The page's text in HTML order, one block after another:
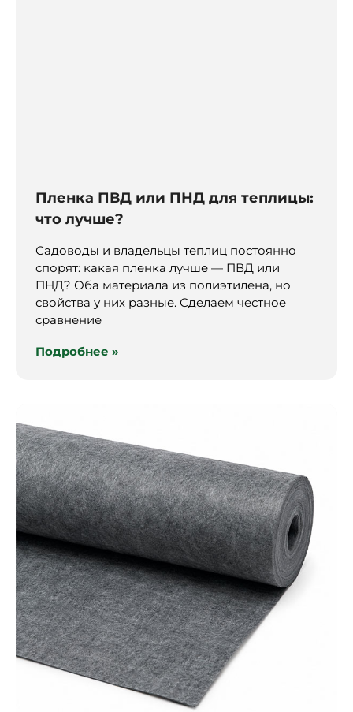
Пленка ПВД или ПНД для теплицы:
что лучше?
Садоводы и владельцы теплиц постоянно
спорят: какая пленка лучше — ПВД или
ПНД? Оба материала из полиэтилена, но
свойства у них разные. Сделаем честное
сравнение
Подробнее »